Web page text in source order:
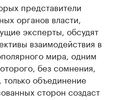
представители
органов власти,
эксперты, обсудят
взаимодействия в
мира, одним
без сомнения,
объединение
сторон создаст